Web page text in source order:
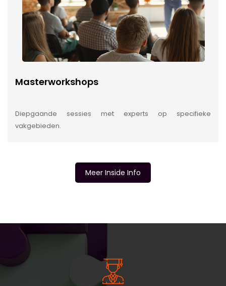
Masterworkshops
Diepgaande sessies met experts op specifieke
vakgebieden.
Meer Inside Info
INSIDE INFORMATIE